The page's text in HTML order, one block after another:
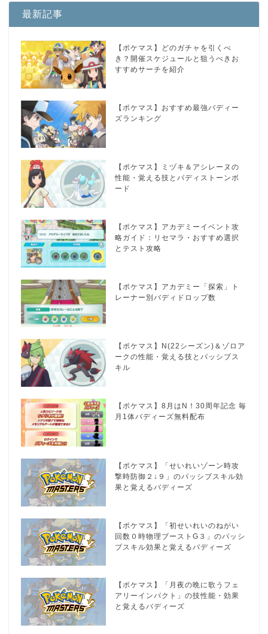
最新記事
【ポケマス】どのガチャを引くべ
き？開催スケジュールと狙うべきお
すすめサーチを紹介
【ポケマス】おすすめ最強バディー
ズランキング
【ポケマス】ミヅキ＆アシレーヌの
性能・覚える技とバディストーンボ
ード
【ポケマス】アカデミーイベント攻
略ガイド：リセマラ・おすすめ選択
とテスト攻略
【ポケマス】アカデミー「探索」ト
レーナー別バディドロップ数
【ポケマス】N(22シーズン)＆ゾロア
ークの性能・覚える技とパッシブス
キル
【ポケマス】8月はN！30周年記念 毎
月1体バディーズ無料配布
【ポケマス】「せいれいゾーン時攻
撃時防御２↓９」のパッシブスキル効
果と覚えるバディーズ
【ポケマス】「初せいれいのねがい
回数０時物理ブーストG３」のパッシ
ブスキル効果と覚えるバディーズ
【ポケマス】「月夜の晩に歌うフェ
アリーインパクト」の技性能・効果
と覚えるバディーズ